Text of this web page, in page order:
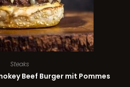
Steaks
Beef Burger mit Pommes